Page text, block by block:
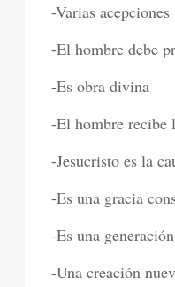
-Varias acepciones
-El hombre debe
-Es obra divina
-El hombre recibe
-Jesucristo es la
-Es una gracia
-Es una
-Una creación